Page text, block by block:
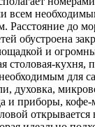
всем
Расстояние до
обустроена
и
столовая-кухня,
для
духовка,
и приборы,
открывается